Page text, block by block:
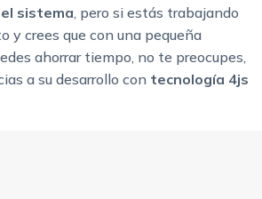
sistema , pero si estás trabajando
y crees que con una pequeña
ahorrar tiempo, no te preocupes,
a su desarrollo con tecnología 4js